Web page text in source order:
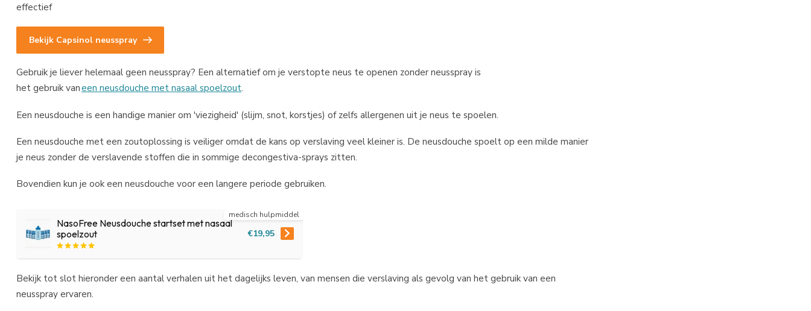
effectief
Bekijk Capsinol neusspray
Gebruik je liever helemaal geen neusspray? Een alternatief om je verstopte neus te openen zonder neusspray is
het gebruik vaneen neusdouche met nasaal spoelzout.
Een neusdouche is een handige manier om 'viezigheid' (slijm, snot, korstjes) of zelfs allergenen uit je neus te spoelen.
Een neusdouche met een zoutoplossing is veiliger omdat de kans op verslaving veel kleiner is. De neusdouche spoelt op een milde manier
je neus zonder de verslavende stoffen die in sommige decongestiva-sprays zitten.
Bovendien kun je ook een neusdouche voor een langere periode gebruiken.
NasoFree Neusdouche startset met nasaal
spoelzout
medisch hulpmiddel
€19,95
Bekijk tot slot hieronder een aantal verhalen uit het dagelijks leven, van mensen die verslaving als gevolg van het gebruik van een
neusspray ervaren.